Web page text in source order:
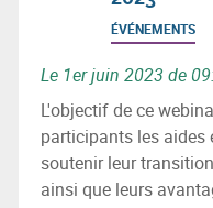
ÉVÉNEMENTS
Le 1er juin 2023 de
L'objectif de ce
participants les aides
soutenir leur
ainsi que leurs